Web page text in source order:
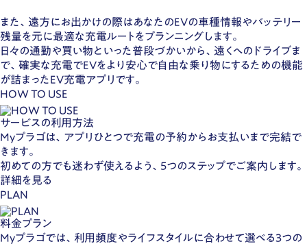
また、遠方にお出かけの際はあなたのEVの車種情報やバッテリー
残量を元に最適な充電ルートをプランニングします。
日々の通勤や買い物といった普段づかいから、遠くへのドライブま
で、確実な充電でEVをより安心で自由な乗り物にするための機能
が詰まったEV充電アプリです。
HOW TO USE
サービスの利用方法
Myプラゴは、アプリひとつで充電の予約からお支払いまで完結で
きます。
初めての方でも迷わず使えるよう、5つのステップでご案内します。
詳細を見る
PLAN
料金プラン
Myプラゴでは、利用頻度やライフスタイルに合わせて選べる3つの